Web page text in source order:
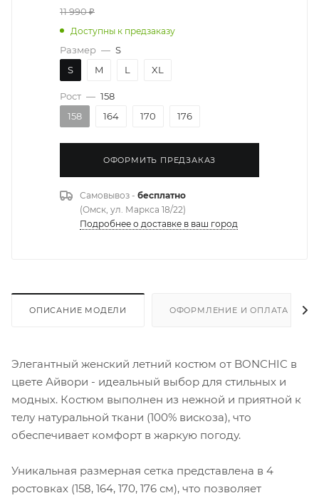
11 990₽
Доступны к предзаказу
Размер — S
S
M L XL
Рост — 158
158
164 170 176
ОФОРМИТЬ ПРЕДЗАКАЗ
Самовывоз - бесплатно
(Омск, ул. Маркса 18/22)
Подробнее о доставке в ваш город
ОПИСАНИЕ МОДЕЛИ ОФОРМЛЕНИЕ И ОПЛАТА
Элегантный женский летний костюм от BONCHIC в
цвете Айвори - идеальный выбор для стильных и
модных. Костюм выполнен из нежной и приятной к
телу натуральной ткани (100% вискоза), что
обеспечивает комфорт в жаркую погоду.
Уникальная размерная сетка представлена в 4
ростовках (158, 164, 170, 176 см), что позволяет